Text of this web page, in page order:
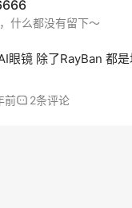
注册
什么都没有留下～
眼镜 除了RayBan 都
前 2条评论